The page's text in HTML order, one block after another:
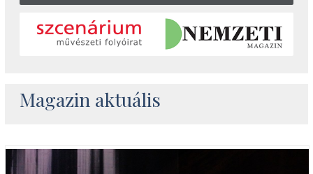
Magazin aktuális